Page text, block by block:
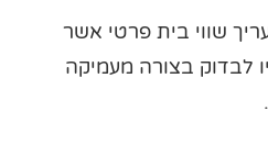
שווי בית פרטי אשר
לבדוק בצורה מעמיקה